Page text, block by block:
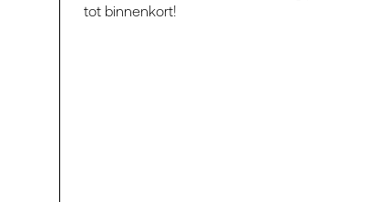
tot binnenkort!